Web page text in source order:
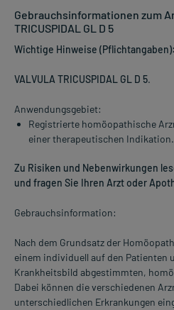
Gebrauchsinformationen zum
TRICUSPIDAL GL D 5
Wichtige Hinweise (Pflichtangaben):
VALVULA TRICUSPIDAL GL D 5.
Anwendungsgebiet:
Registrierte homöopathische
einer therapeutischen Indikation.
Zu Risiken und Nebenwirkungen
und fragen Sie Ihren Arzt oder
Gebrauchsinformation:
Nach dem Grundsatz der
einem individuell auf den Patienten
Krankheitsbild abgestimmten,
Dabei können die verschiedenen
unterschiedlichen Erkrankungen